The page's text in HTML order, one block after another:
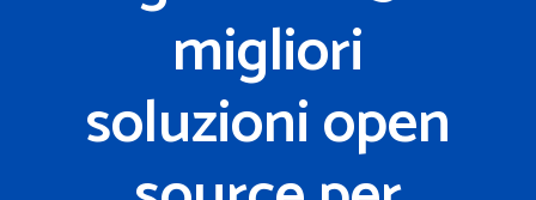
migliori
soluzioni open